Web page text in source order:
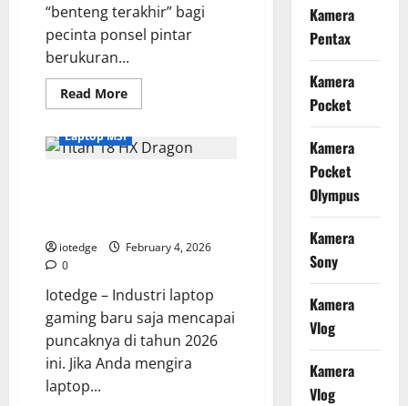
“benteng terakhir” bagi
pecinta ponsel pintar
berukuran...
Read MoreRead
more
Zenfone
11
dan
Spesifikasi
Laptop MSI
iotedge
February 4, 2026
0
Iotedge – Industri laptop
gaming baru saja mencapai
puncaknya di tahun 2026
ini. Jika Anda mengira
laptop...
Kamera
Pentax
Kamera
Pocket
Kamera
Pocket
Olympus
Kamera
Sony
Kamera
Vlog
Kamera
Vlog